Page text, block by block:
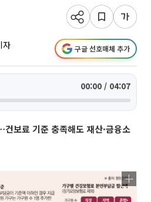
자 구글 선호매체 추가
00:00 / 04:07
보료 기준 충족해도 재산·금융소